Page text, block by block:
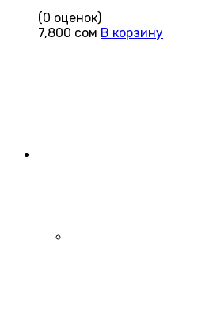
(0 оценок)
7,800 сом В корзину